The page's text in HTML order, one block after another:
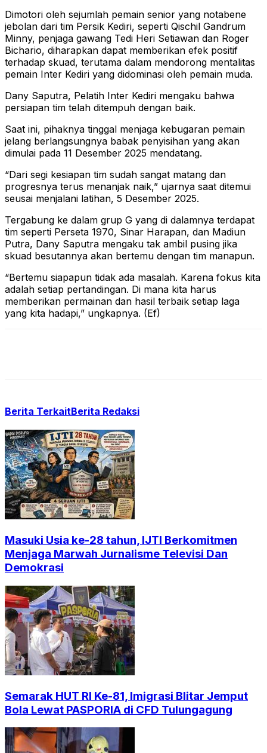
Dimotori oleh sejumlah pemain senior yang notabene
jebolan dari tim Persik Kediri, seperti Qischil Gandrum
Minny, penjaga gawang Tedi Heri Setiawan dan Roger
Bichario, diharapkan dapat memberikan efek positif
terhadap skuad, terutama dalam mendorong mentalitas
pemain Inter Kediri yang didominasi oleh pemain muda.
Dany Saputra, Pelatih Inter Kediri mengaku bahwa
persiapan tim telah ditempuh dengan baik.
Saat ini, pihaknya tinggal menjaga kebugaran pemain
jelang berlangsungnya babak penyisihan yang akan
dimulai pada 11 Desember 2025 mendatang.
“Dari segi kesiapan tim sudah sangat matang dan
progresnya terus menanjak naik,” ujarnya saat ditemui
seusai menjalani latihan, 5 Desember 2025.
Tergabung ke dalam grup G yang di dalamnya terdapat
tim seperti Perseta 1970, Sinar Harapan, dan Madiun
Putra, Dany Saputra mengaku tak ambil pusing jika
skuad besutannya akan bertemu dengan tim manapun.
“Bertemu siapapun tidak ada masalah. Karena fokus kita
adalah setiap pertandingan. Di mana kita harus
memberikan permainan dan hasil terbaik setiap laga
yang kita hadapi,” ungkapnya. (Ef)
Berita TerkaitBerita Redaksi
Masuki Usia ke-28 tahun, IJTI Berkomitmen
Menjaga Marwah Jurnalisme Televisi Dan
Demokrasi
Semarak HUT RI Ke-81, Imigrasi Blitar Jemput
Bola Lewat PASPORIA di CFD Tulungagung